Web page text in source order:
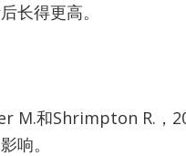
长得更高。
M.和Shrimpton R.，
响。